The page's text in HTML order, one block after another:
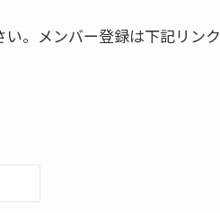
。メンバー登録は下記リンク